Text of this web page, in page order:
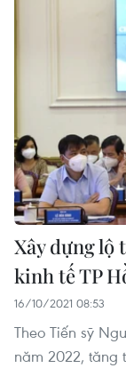
Xây dựng
kinh tế TP
16/10/2021 08:53
Theo Tiến sỹ
năm 2022, tăng